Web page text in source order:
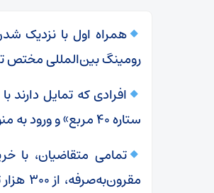
همراه اول با نزدیک
رومینگ بین‌المللی مختص
ستاره ۴۰ مربع» و ورود به منوی نوروز، اقدام به خرید و فعالسازی بسته‌های رومینگ کشور مقصد کنند.
تمامی متقاضیان، با